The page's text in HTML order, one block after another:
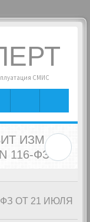
СМИС
ИЗМ. В
116-ФЗ
ОТ 21 ИЮЛЯ